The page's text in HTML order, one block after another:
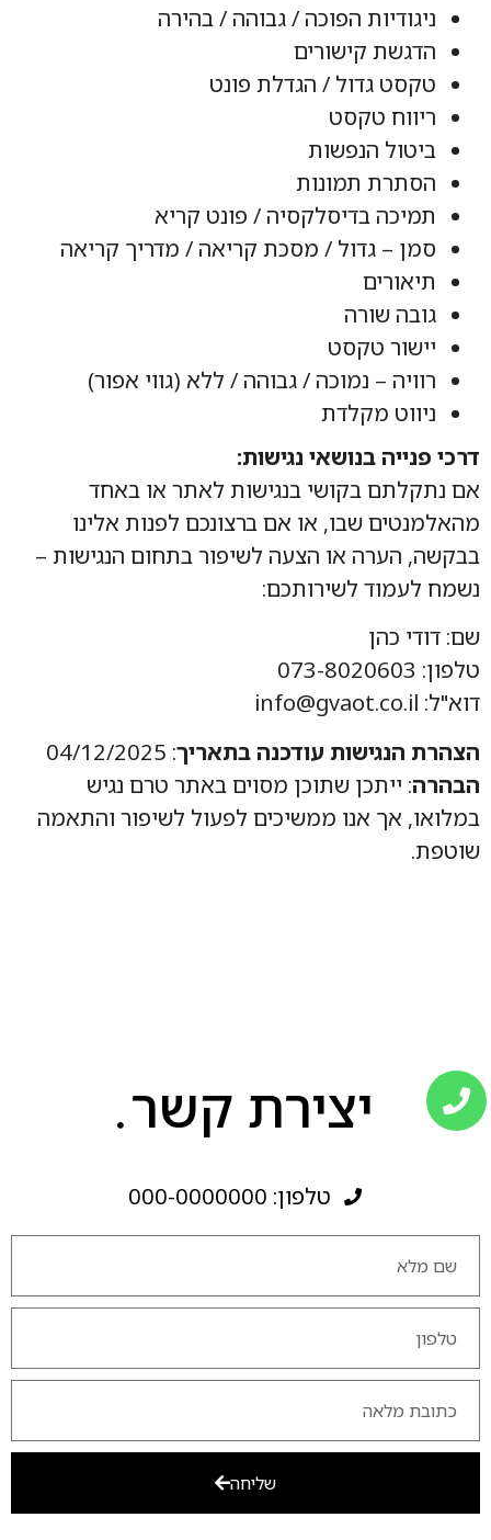
ניגודיות הפוכה / גבוהה / בהירה
הדגשת קישורים
טקסט גדול / הגדלת פונט
ריווח טקסט
ביטול הנפשות
הסתרת תמונות
תמיכה בדיסלקסיה / פונט קריא
סמן – גדול / מסכת קריאה / מדריך קריאה
תיאורים
גובה שורה
יישור טקסט
רוויה – נמוכה / גבוהה / ללא (גווי אפור)
ניווט מקלדת
דרכי פנייה בנושאי נגישות:
אם נתקלתם בקושי בנגישות לאתר או באחד
מהאלמנטים שבו, או אם ברצונכם לפנות אלינו
בבקשה, הערה או הצעה לשיפור בתחום הנגישות –
נשמח לעמוד לשירותכם:
שם: דודי כהן
טלפון: 073-8020603
דוא"ל: info@gvaot.co.il
הצהרת הנגישות עודכנה בתאריך: 04/12/2025
הבהרה: ייתכן שתוכן מסוים באתר טרם נגיש
במלואו, אך אנו ממשיכים לפעול לשיפור והתאמה
שוטפת.
יצירת קשר
טלפון: 000-0000000
שליחה